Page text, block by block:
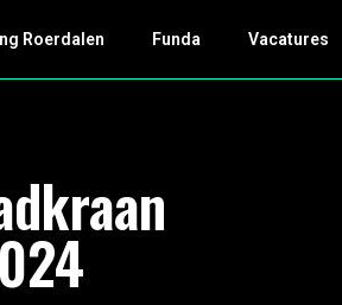
Roerdalen Funda Vacatures